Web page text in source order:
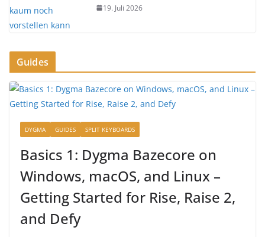
19. Juli 2026
Guides
DYGMA GUIDES SPLIT KEYBOARDS
Basics 1: Dygma Bazecore on
Windows, macOS, and Linux –
Getting Started for Rise, Raise 2,
and Defy